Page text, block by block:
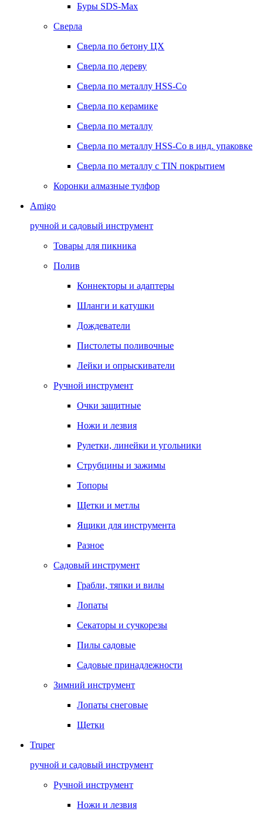
Буры SDS-Max
Сверла
Сверла по бетону ЦХ
Сверла по дереву
Сверла по металлу HSS-Co
Сверла по керамике
Сверла по металлу
Сверла по металлу HSS-Co в инд. упаковке
Сверла по металлу с TIN покрытием
Коронки алмазные тулфор
Amigo
ручной и садовый инструмент
Товары для пикника
Полив
Коннекторы и адаптеры
Шланги и катушки
Дождеватели
Пистолеты поливочные
Лейки и опрыскиватели
Ручной инструмент
Очки защитные
Ножи и лезвия
Рулетки, линейки и угольники
Струбцины и зажимы
Топоры
Щетки и метлы
Ящики для инструмента
Разное
Садовый инструмент
Грабли, тяпки и вилы
Лопаты
Секаторы и сучкорезы
Пилы садовые
Садовые принадлежности
Зимний инструмент
Лопаты снеговые
Щетки
Truper
ручной и садовый инструмент
Ручной инструмент
Ножи и лезвия